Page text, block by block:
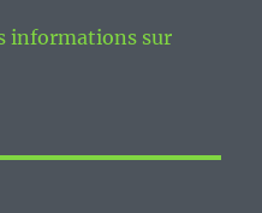
informations sur